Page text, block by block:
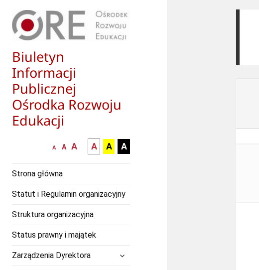
Biuletyn
Informacji
Publicznej
Ośrodka Rozwoju
Edukacji
mniejsza
A
normalna
A
większa-
czcionka
A
kontrast
czarny
białym
A
kontrast
czarny
zółtym
A
kontrast
żółty
A
Strona główna
Statut i Regulamin organizacyjny
Struktura organizacyjna
Status prawny i majątek
Zarządzenia Dyrektora
rozwiń
menu